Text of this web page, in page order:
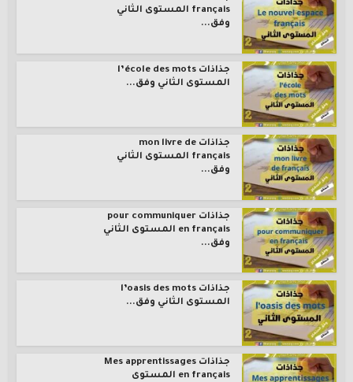
français المستوى الثاني
وفق...
جذاذات l’école des mots
المستوى الثاني وفق...
جذاذات mon livre de
français المستوى الثاني
وفق...
جذاذات pour communiquer
en français المستوى الثاني
وفق...
جذاذات l’oasis des mots
المستوى الثاني وفق...
جذاذات Mes apprentissages
en français المستوى